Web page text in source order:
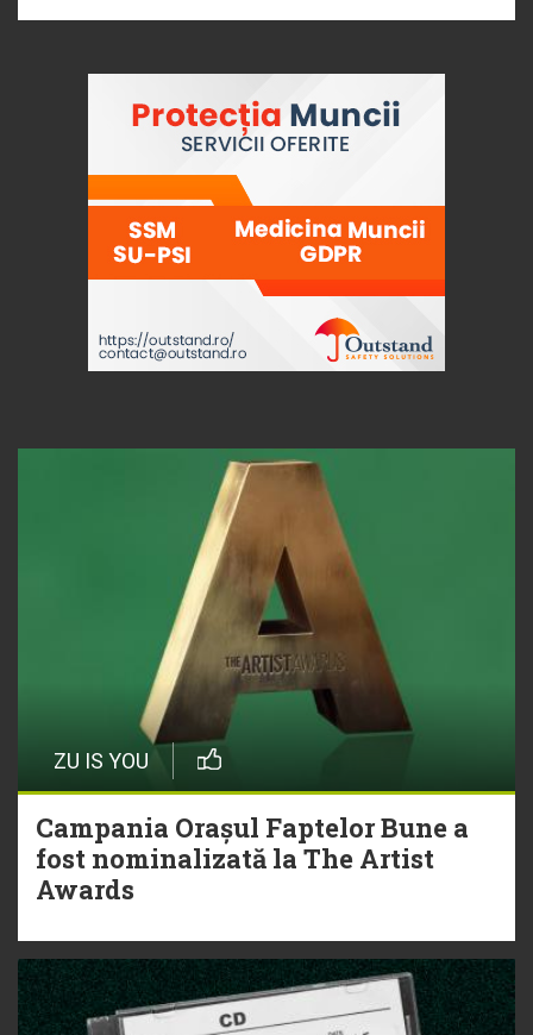
ZU IS YOU
Campania Orașul Faptelor Bune a
fost nominalizată la The Artist
Awards